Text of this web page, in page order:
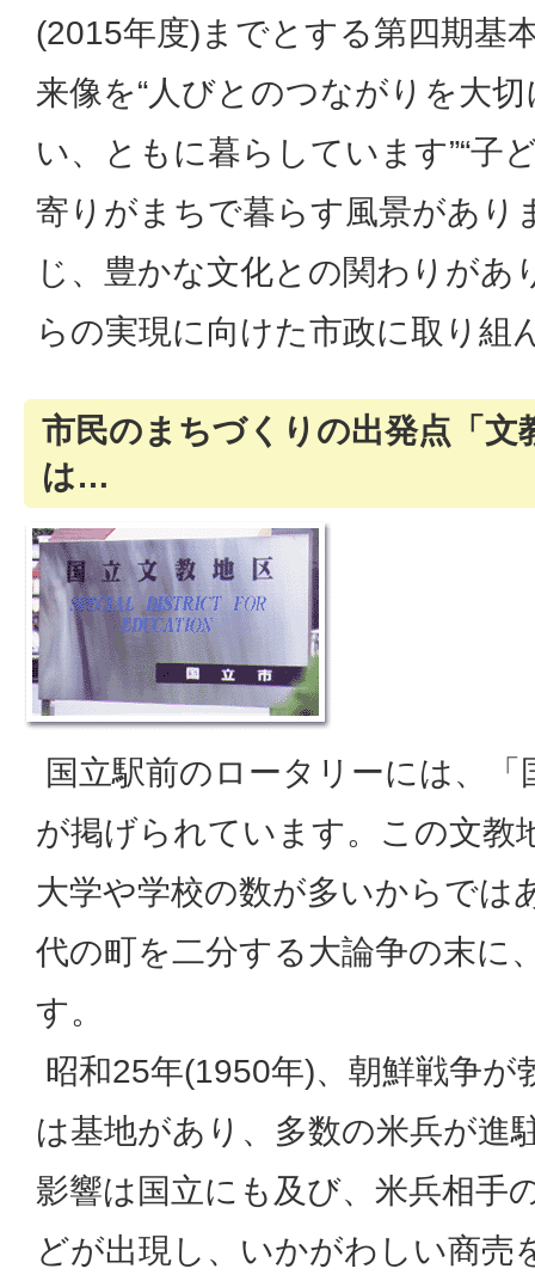
(2015年度)までとする第四期基
来像を“人びとのつながりを大
い、ともに暮らしています”“子
寄りがまちで暮らす風景があり
じ、豊かな文化との関わりがあ
らの実現に向けた市政に取り組
市民のまちづくりの出発点「文
は…
国立駅前のロータリーには、「
が掲げられています。この文教
大学や学校の数が多いからでは
代の町を二分する大論争の末に
す。
昭和25年(1950年)、朝鮮戦争が
は基地があり、多数の米兵が進
影響は国立にも及び、米兵相手
どが出現し、いかがわしい商売